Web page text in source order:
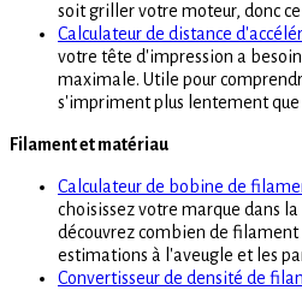
soit griller votre moteur, donc
Calculateur de distance
votre tête d'impression a
maximale. Utile pour
s'impriment plus lentement que
Filament et matériau
Calculateur de bobine de
choisissez votre marque dans
découvrez combien de
estimations à l'aveugle et les
Convertisseur de densité de